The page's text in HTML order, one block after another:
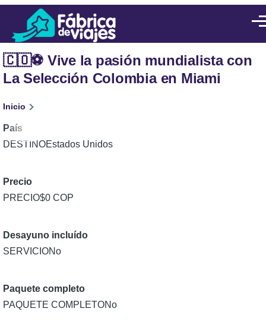
Pasar al contenido principal
🇨🇴⚽ Vive la pasión mundialista con
La Selección Colombia en Miami
Ruta
de
navegación
Inicio
País
Estados Unidos
Precio
$0 COP
Desayuno incluído
No
Paquete completo
No